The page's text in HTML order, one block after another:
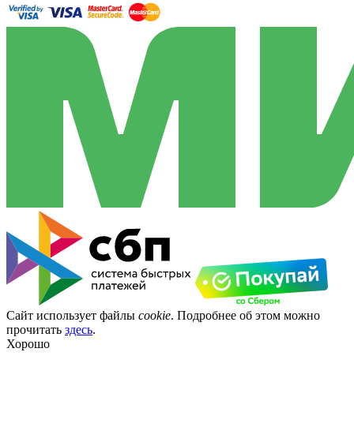
Сайт использует файлы cookie. Подробнее об этом можно
прочитать здесь.
Хорошо